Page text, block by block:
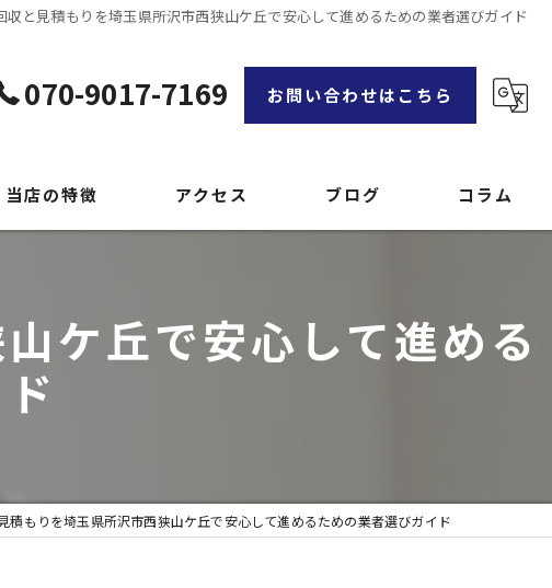
収と見積もりを埼玉県所沢市西狭山ケ丘で安心して進めるための業者選びガイド
070-9017-7169 お問い合わせはこちら
当店の特徴
ブランド品
用品買取・遺品整理
アクセス ブログ コラム
ケ丘で安心して進める
積もりを埼玉県所沢市西狭山ケ丘で安心して進めるための業者選びガイド